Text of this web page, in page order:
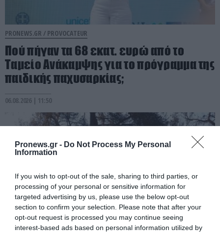
Pronews.gr - Do Not Process My Personal
Information
If you wish to opt-out of the sale, sharing to third parties, or
processing of your personal or sensitive information for
targeted advertising by us, please use the below opt-out
section to confirm your selection. Please note that after your
opt-out request is processed you may continue seeing
interest-based ads based on personal information utilized by
PRONEWS.GR / PROVOCATEUR
Πού πήγαν τα 68 εκατ. ευρώ από το
Ταμείο Ανάκαμψης για το πρόγραμμα της
παιδικής παχυσαρκίας;
06.08.2026 | 11:50